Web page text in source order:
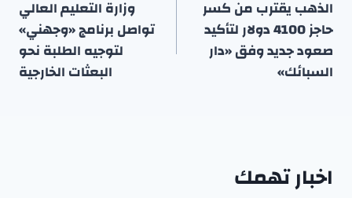
المقالات
الذهب يقترب من كسر
حاجز 4100 دولار لتأكيد
صعود جديد وفق «دار
السبائك»
وزارة التعليم العالي
تواصل برنامج «وجهني»
لتوجيه الطلبة نحو
البعثات الخارجية
اخبار تهمك